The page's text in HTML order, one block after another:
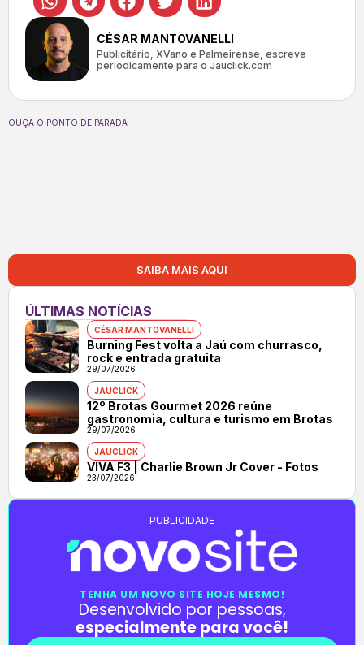
CÉSAR MANTOVANELLI
Publicitário, XVano e Palmeirense, escreve
periodicamente para o Jauclick.com
OUÇA O PONTO DE PARADA
SAIBA MAIS AQUI
ÚLTIMAS NOTÍCIAS
CÉSAR MANTOVANELLI
Burning Fest volta a Jaú com churrasco,
rock e entrada gratuita
29/07/2026
JAUCLICK
12º Brotas Gourmet 2026 reúne
gastronomia, cultura e turismo em Brotas
29/07/2026
JAUCLICK
VIVA F3 | Charlie Brown Jr Cover - Fotos
23/07/2026
PUBLICIDADE
TENHA UM NOVO SITE HOJE MESMO!
Desenvolvido por pessoas,
especialmente para você!